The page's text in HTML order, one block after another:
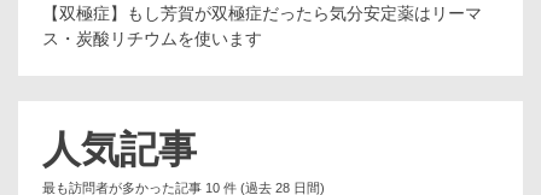
【双極症】もし芳賀が双極症だったら気分安定薬はリーマ
ス・炭酸リチウムを使います
人気記事
最も訪問者が多かった記事 10 件 (過去 28 日間)